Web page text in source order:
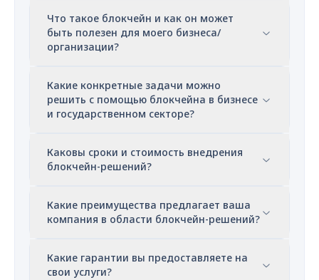
Что такое блокчейн и как он может
быть полезен для моего бизнеса/
организации?
Какие конкретные задачи можно
решить с помощью блокчейна в бизнесе
и государственном секторе?
Каковы сроки и стоимость внедрения
блокчейн-решений?
Какие преимущества предлагает ваша
компания в области блокчейн-решений?
Какие гарантии вы предоставляете на
свои услуги?